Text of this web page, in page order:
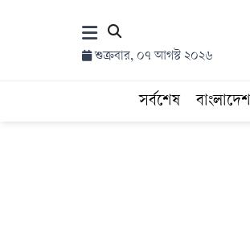
শুক্রবার, ০৭ আগস্ট ২০২৬
সর্বশেষ বাংলাদেশ